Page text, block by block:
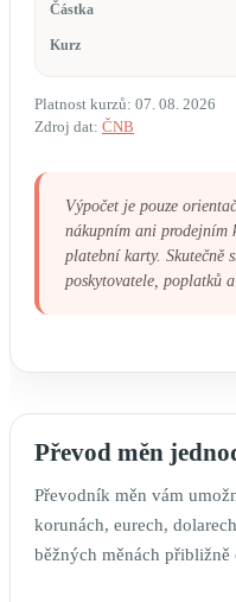
Platnost kurzů: 07. 08. 2026
Zdroj dat: ČNB
Výpočet je pouze
nákupním ani prodejním
platební karty. Skutečně
poskytovatele, poplatků
Převod měn
Převodník měn vám
korunách, eurech,
běžných měnách přibližně